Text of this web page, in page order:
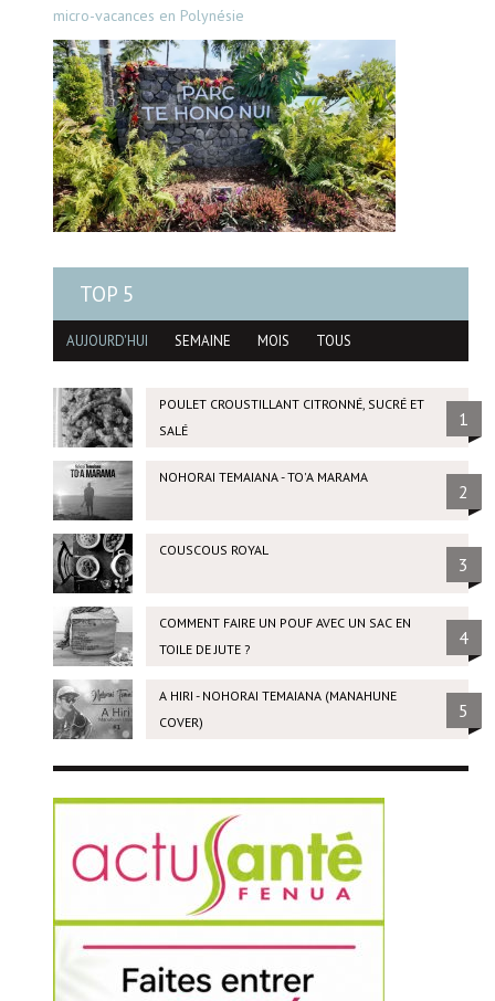
micro-vacances en Polynésie
TOP 5
AUJOURD'HUI SEMAINE MOIS TOUS
POULET CROUSTILLANT CITRONNÉ, SUCRÉ ET
SALÉ
1
NOHORAI TEMAIANA - TO'A MARAMA
2
COUSCOUS ROYAL
3
COMMENT FAIRE UN POUF AVEC UN SAC EN
TOILE DE JUTE ?
4
A HIRI - NOHORAI TEMAIANA (MANAHUNE
COVER)
5